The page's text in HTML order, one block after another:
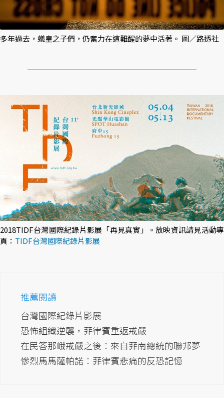
多年過去，蟻皇之子們，仍奮力在這難醒的夢中活著。 圖／路透社
2018TIDF台灣國際紀錄片影展「再見真實」。放映資訊請見活動專
頁： TIDF台灣國際紀錄片影展
推薦閱讀
台灣國際紀錄片影展
恐怖組織逆襲，菲律賓重返戒嚴
在民答那峨戒嚴之後：來自菲南總統的聯邦夢
慘烈馬馬薩帕諾：菲律賓悲痛的反恐記憶